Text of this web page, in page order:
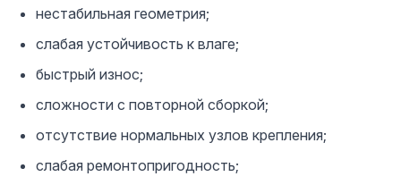
нестабильная геометрия;
слабая устойчивость к влаге;
быстрый износ;
сложности с повторной сборкой;
отсутствие нормальных узлов крепления;
слабая ремонтопригодность;